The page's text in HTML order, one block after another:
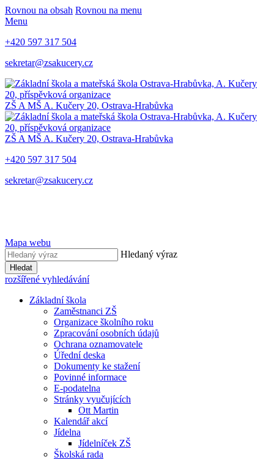
Rovnou na obsah Rovnou na menu
Menu
+420 597 317 504
sekretar@zsakucery.cz
ZŠ A MŠ A. Kučery 20, Ostrava-Hrabůvka
ZŠ A MŠ A. Kučery 20, Ostrava-Hrabůvka
+420 597 317 504
sekretar@zsakucery.cz
Mapa webu
Hledaný výraz
Hledat
rozšířené vyhledávání
Základní škola
Zaměstnanci ZŠ
Organizace školního roku
Zpracování osobních údajů
Ochrana oznamovatele
Úřední deska
Dokumenty ke stažení
Povinné informace
E-podatelna
Stránky vyučujících
Ott Martin
Kalendář akcí
Jídelna
Jídelníček ZŠ
Školská rada